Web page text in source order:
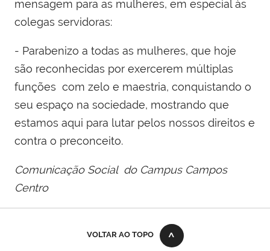
mensagem para as mulheres, em especial às
colegas servidoras:
- Parabenizo a todas as mulheres, que hoje
são reconhecidas por exercerem múltiplas
funções com zelo e maestria, conquistando o
seu espaço na sociedade, mostrando que
estamos aqui para lutar pelos nossos direitos e
contra o preconceito.
Comunicação Social do Campus Campos
Centro
VOLTAR AO TOPO